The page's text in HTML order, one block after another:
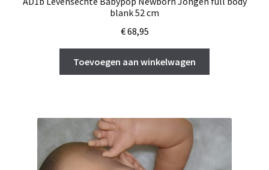
blank 52 cm
€68,95
Toevoegen aan winkelwagen